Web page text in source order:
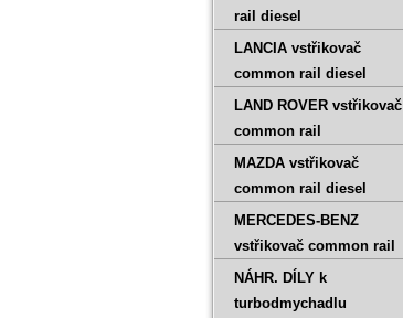
rail diesel
LANCIA vstřikovač
common rail diesel
LAND ROVER vstřikovač
common rail
MAZDA vstřikovač
common rail diesel
MERCEDES-BENZ
vstřikovač common rail
NÁHR. DÍLY k
turbodmychadlu